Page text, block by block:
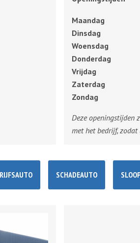
Maandag
Dinsdag
Woensdag
Donderdag
Vrijdag
Zaterdag
Zondag
Deze openingstijden
met het bedrijf,
SCHADEAUTO